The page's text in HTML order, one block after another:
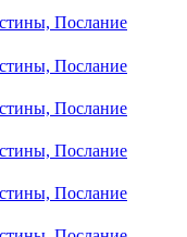
Послание
Послание
Послание
Послание
Послание